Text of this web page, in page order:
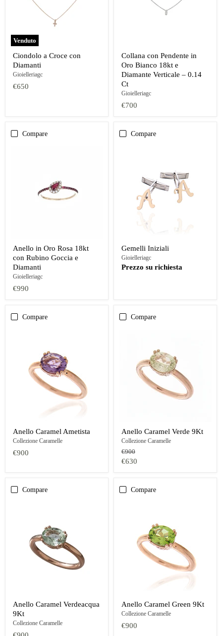
Venduto
Ciondolo a Croce con
Diamanti
Gioielleriagc
€650
Collana con Pendente in
Oro Bianco 18kt e
Diamante Verticale – 0.14
Ct
Gioielleriagc
€700
Compare
Anello in Oro Rosa 18kt
con Rubino Goccia e
Diamanti
Gioielleriagc
€990
Compare
Gemelli Iniziali
Gioielleriagc
Prezzo su richiesta
Compare
Anello Caramel Ametista
Collezione Caramelle
€900
Compare
Anello Caramel Verde 9Kt
Collezione Caramelle
Prezzo
originale
€900
Prezzo
€630
Compare
Anello Caramel Verdeacqua
9Kt
Collezione Caramelle
Compare
Anello Caramel Green 9Kt
Collezione Caramelle
€900